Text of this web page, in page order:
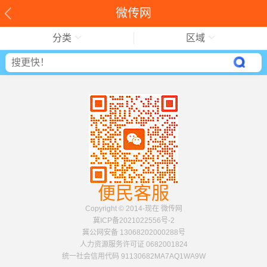
微传网
分类 区域
便民客服
Copyright © 2014-现在 微传网
冀ICP备2021022556号-2
冀公网安备 13068202000288号
人力资源服务许可证 0682001824
统一社会信用代码 91130682MA7AQ1WA9W